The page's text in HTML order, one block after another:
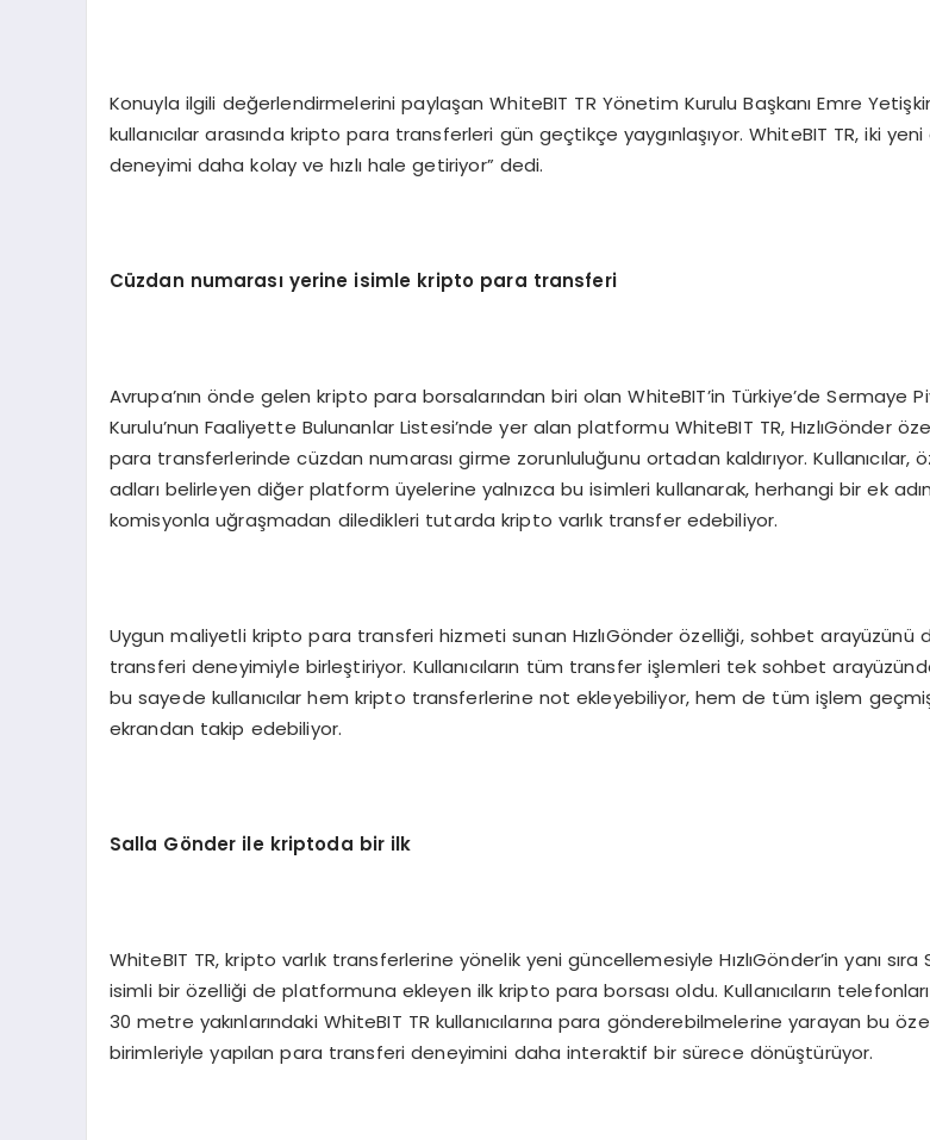
Konuyla ilgili değerlendirmelerini paylaşan WhiteBIT TR Yönetim Kurulu Başkanı Emre
kullanıcılar arasında kripto para transferleri gün geçtikçe yaygınlaşıyor. WhiteBIT TR, iki
deneyimi daha kolay ve hızlı hale getiriyor” dedi.
Cüzdan numarası yerine isimle kripto para transferi
Avrupa’nın önde gelen kripto para borsalarından biri olan WhiteBIT’in Türkiye’de Sermaye
Kurulu’nun Faaliyette Bulunanlar Listesi’nde yer alan platformu WhiteBIT TR, HızlıGönder
para transferlerinde cüzdan numarası girme zorunluluğunu ortadan kaldırıyor. Kullanıcılar,
adları belirleyen diğer platform üyelerine yalnızca bu isimleri kullanarak, herhangi bir ek
komisyonla uğraşmadan diledikleri tutarda kripto varlık transfer edebiliyor.
Uygun maliyetli kripto para transferi hizmeti sunan HızlıGönder özelliği, sohbet arayüzünü
transferi deneyimiyle birleştiriyor. Kullanıcıların tüm transfer işlemleri tek sohbet
bu sayede kullanıcılar hem kripto transferlerine not ekleyebiliyor, hem de tüm işlem
ekrandan takip edebiliyor.
Salla Gönder ile kriptoda bir ilk
WhiteBIT TR, kripto varlık transferlerine yönelik yeni güncellemesiyle HızlıGönder’in yanı
isimli bir özelliği de platformuna ekleyen ilk kripto para borsası oldu. Kullanıcıların
30 metre yakınlarındaki WhiteBIT TR kullanıcılarına para gönderebilmelerine yarayan bu
birimleriyle yapılan para transferi deneyimini daha interaktif bir sürece dönüştürüyor.